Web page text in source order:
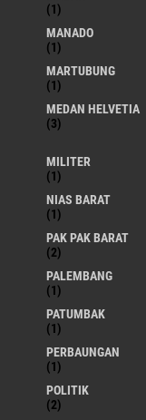
(1)
MANADO
(1)
MARTUBUNG
(1)
MEDAN HELVETIA
(3)
MILITER
(1)
NIAS BARAT
(1)
PAK PAK BARAT
(2)
PALEMBANG
(1)
PATUMBAK
(1)
PERBAUNGAN
(1)
POLITIK
(2)